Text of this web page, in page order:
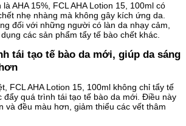
AHA 15%, FCL AHA Lotion 15, 100ml có
nhẹ nhàng mà không gây kích ứng da.
đối với những người có làn da nhạy cảm,
các sản phẩm tẩy tế bào chết khác.
tái tạo tế bào da mới, giúp da sáng
FCL AHA Lotion 15, 100ml không chỉ tẩy tế
đẩy quá trình tái tạo tế bào da mới. Điều này
và đều màu hơn, giảm thiểu các vết thâm